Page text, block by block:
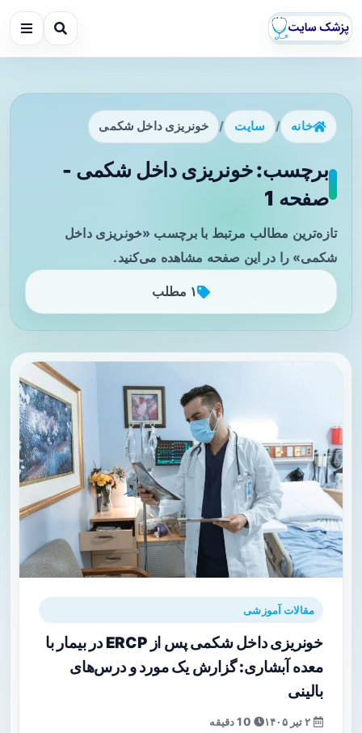
خانه / سایت / خونریزی داخل شکمی
برچسب: خونریزی داخل شکمی -
صفحه 1
تازه‌ترین مطالب مرتبط با برچسب «خونریزی داخل
شکمی» را در این صفحه مشاهده می‌کنید.
۱ مطلب
مقالات آموزشی
خونریزی داخل شکمی پس از ERCP در بیمار با
معده آبشاری: گزارش یک مورد و درس‌های
بالینی